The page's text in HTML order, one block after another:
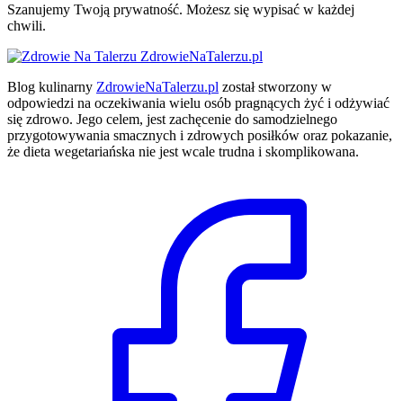
Szanujemy Twoją prywatność. Możesz się wypisać w każdej
chwili.
ZdrowieNaTalerzu.pl
Blog kulinarny ZdrowieNaTalerzu.pl został stworzony w
odpowiedzi na oczekiwania wielu osób pragnących żyć i odżywiać
się zdrowo. Jego celem, jest zachęcenie do samodzielnego
przygotowywania smacznych i zdrowych posiłków oraz pokazanie,
że dieta wegetariańska nie jest wcale trudna i skomplikowana.